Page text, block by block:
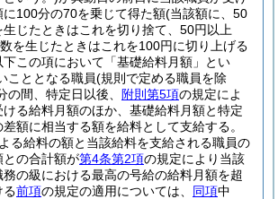
100分の70を乗じて得た額(当該額に、50
じたときはこれを切り捨て、50円以上
を生じたときはこれを100円に切り上げる
下この項において「基礎給料月額」とい
こととなる職員(規則で定める職員を除
の間、特定日以後、 附則第5項の規定によ
ける給料月額のほか、基礎給料月額と特定
額に相当する額を給料として支給する。
る給料の額と当該給料を支給される職員の
の合計額が第4条第2項の規定により当該
の級における最高の号給の給料月額を超
る前項の規定の適用については、 同項中